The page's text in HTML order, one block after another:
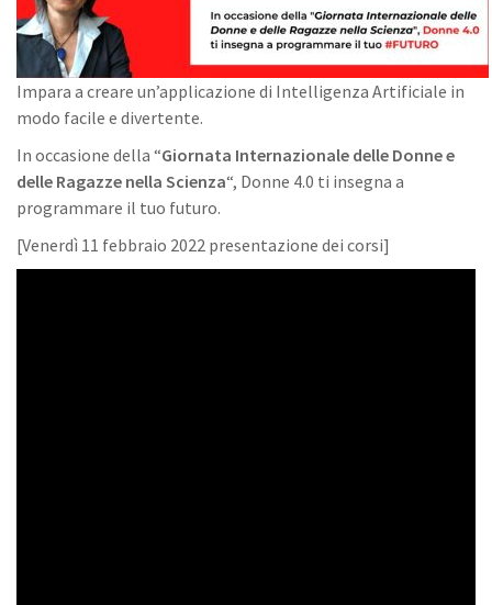
Impara a creare un’applicazione di Intelligenza Artificiale in
modo facile e divertente.
In occasione della “Giornata Internazionale delle Donne e
delle Ragazze nella Scienza“, Donne 4.0 ti insegna a
programmare il tuo futuro.
[Venerdì 11 febbraio 2022 presentazione dei corsi]